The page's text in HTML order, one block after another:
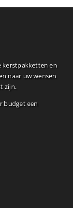
kerstpakketten en
naar uw wensen
zijn.
budget een